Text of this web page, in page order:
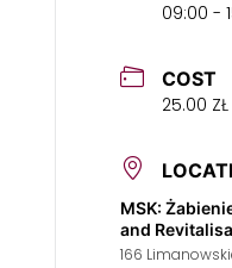
09:00 -
COST
25.00 ZŁ
MSK:
and
166